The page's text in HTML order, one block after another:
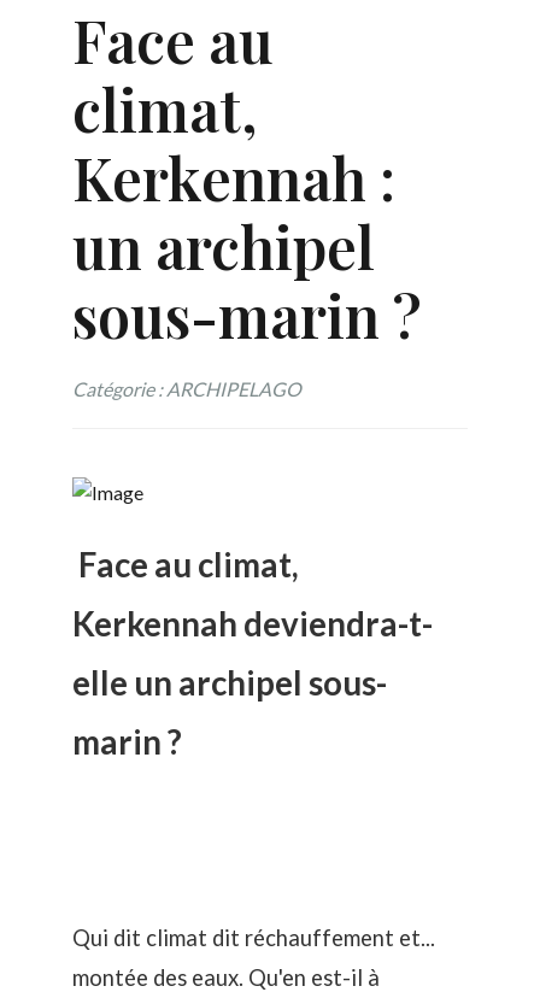
Face au
climat,
Kerkennah :
un archipel
sous-marin ?
Catégorie : ARCHIPELAGO
Face au climat,
Kerkennah deviendra-t-
elle un archipel sous-
marin ?
Qui dit climat dit réchauffement et...
montée des eaux. Qu'en est-il à